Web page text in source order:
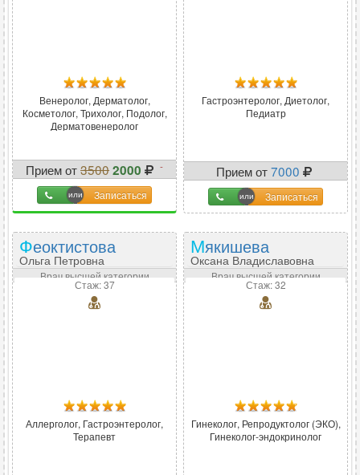
Венеролог, Дерматолог,
Косметолог, Трихолог, Подолог,
Дерматовенеролог
Прием от35002000 -
43%
Записаться
Гастроэнтеролог, Диетолог,
Педиатр
Прием от7000
Записаться
Феоктистова
Ольга Петровна
Врач высшей категории
Стаж: 37
Аллерголог, Гастроэнтеролог,
Терапевт
Мякишева
Оксана Владиславовна
Врач высшей категории
Стаж: 32
Гинеколог, Репродуктолог (ЭКО),
Гинеколог-эндокринолог